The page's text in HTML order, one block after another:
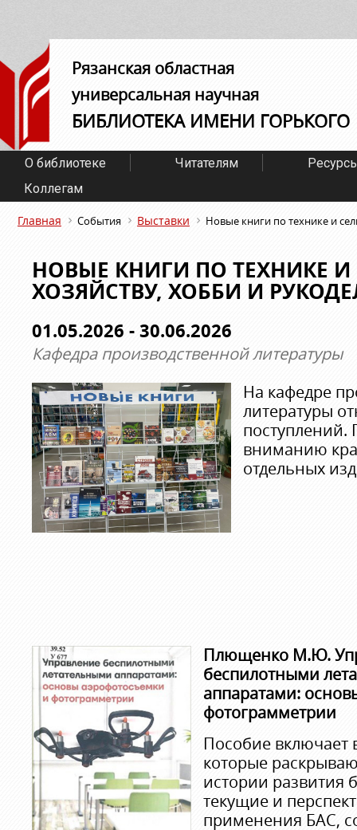
Рязанская областная
универсальная научная
БИБЛИОТЕКА ИМЕНИ ГОРЬКОГО
О библиотеке Читателям
Коллегам
Главная События Выставки Новые книги по технике и
НОВЫЕ КНИГИ ПО ТЕХНИКЕ
ХОЗЯЙСТВУ, ХОББИ И
01.05.2026 - 30.06.2026
Кафедра производственной литературы
На кафедре
литературы
вниманию
отдельных
Плющенко М.Ю.
беспилотными
аппаратами:
фотограмметрии
Пособие включает
которые
истории развития
текущие и
применения БАС,